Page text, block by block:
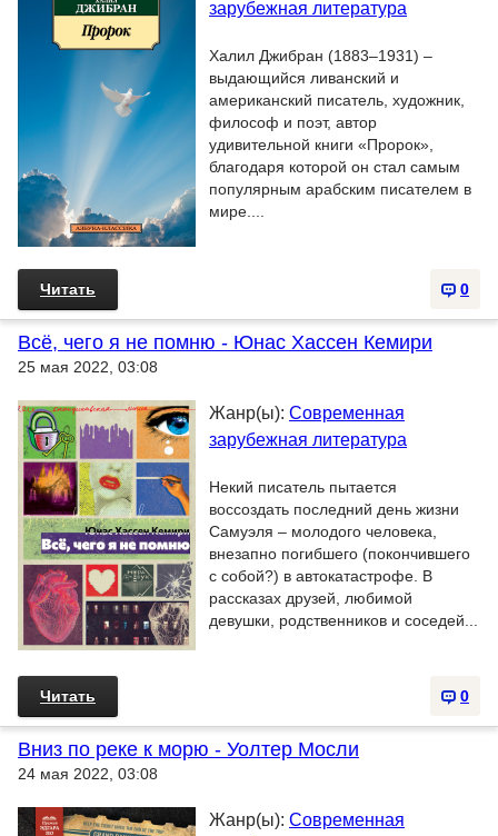
зарубежная литература
Халил Джибран (1883–1931) –
выдающийся ливанский и
американский писатель, художник,
философ и поэт, автор
удивительной книги «Пророк»,
благодаря которой он стал самым
популярным арабским писателем в
мире....
0
Читать
Всё, чего я не помню - Юнас Хассен Кемири
25 мая 2022, 03:08
Жанр(ы): Современная
зарубежная литература
Некий писатель пытается
воссоздать последний день жизни
Самуэля – молодого человека,
внезапно погибшего (покончившего
с собой?) в автокатастрофе. В
рассказах друзей, любимой
девушки, родственников и соседей...
0
Читать
Вниз по реке к морю - Уолтер Мосли
24 мая 2022, 03:08
Жанр(ы): Современная